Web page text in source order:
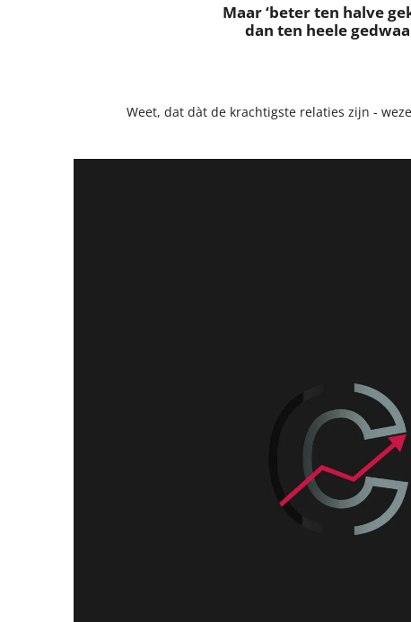
Maar ‘beter ten halve
dan ten heele
Weet, dat dàt de krachtigste relaties zijn -